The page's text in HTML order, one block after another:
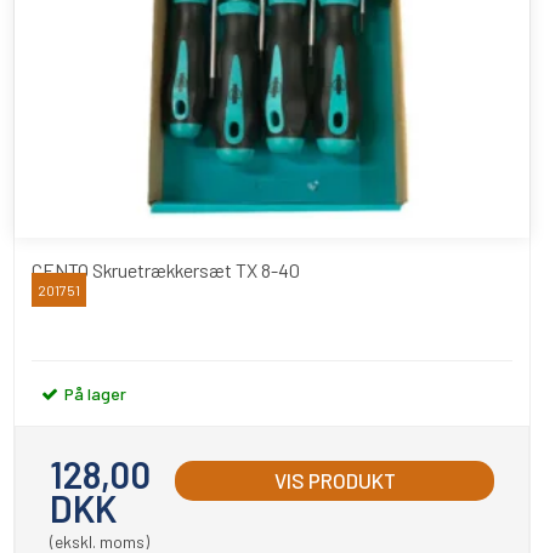
CENTO Skruetrækkersæt TX 8-40
CENTO
201751
På lager
128,00
DKK
(ekskl. moms)
VIS PRODUKT